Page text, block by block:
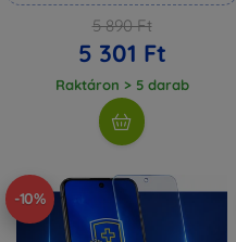
5 890 Ft
5 301 Ft
Raktáron > 5 darab
-10%